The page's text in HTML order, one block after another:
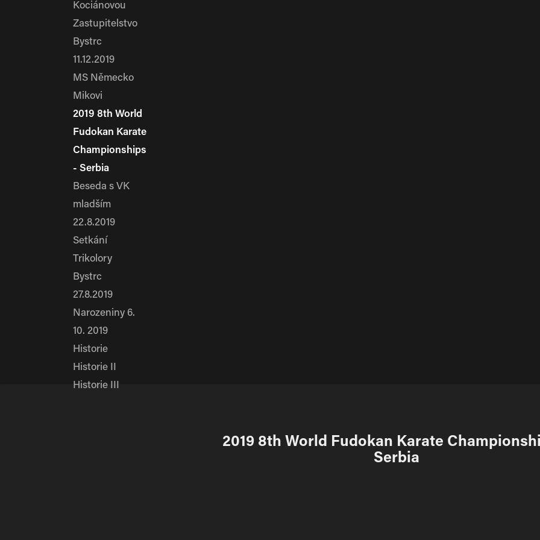
Kociánovou
Zastupitelstvo
Bystrc
11.12.2019
MS Německo
Mikovi
2019 8th World
Fudokan Karate
Championships
- Serbia
Beseda s VK
mladším
22.8.2019
Setkání
Trikolory
Bystrc
27.8.2019
Narozeniny 6.
10. 2019
Historie
Historie II
Historie III
2019 8th World Fudokan Karate
Serbia